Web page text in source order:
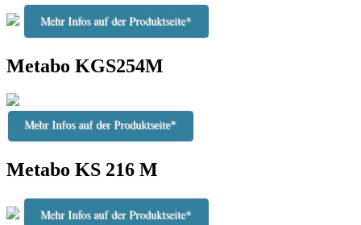
Mehr Infos auf der Produktseite*
Metabo KGS254M
Mehr Infos auf der Produktseite*
Metabo KS 216 M
Mehr Infos auf der Produktseite*